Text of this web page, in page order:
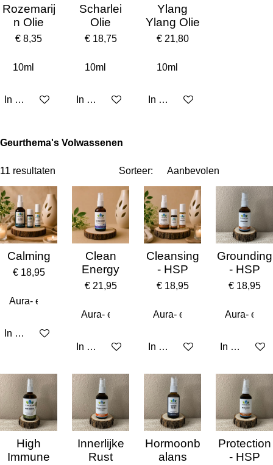
Rozemarij
n Olie
€ 8,35
In winkelwagen
Scharlei
Olie
€ 18,75
In winkelwagen
Ylang
Ylang Olie
€ 21,80
In winkelwagen
Geurthema's Volwassenen
11 resultaten Sorteer:
Calming
€ 18,95
In winkelwagen
Clean
Energy
€ 21,95
In winkelwagen
Cleansing
- HSP
€ 18,95
In winkelwagen
Grounding
- HSP
€ 18,95
In
High
Immune
Innerlijke
Rust
Hormoonb
alans
Protection
- HSP